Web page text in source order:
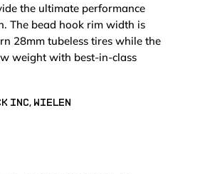
the ultimate performance
The bead hook rim width is
28mm tubeless tires while the
weight with best-in-class
Inc, Wielen